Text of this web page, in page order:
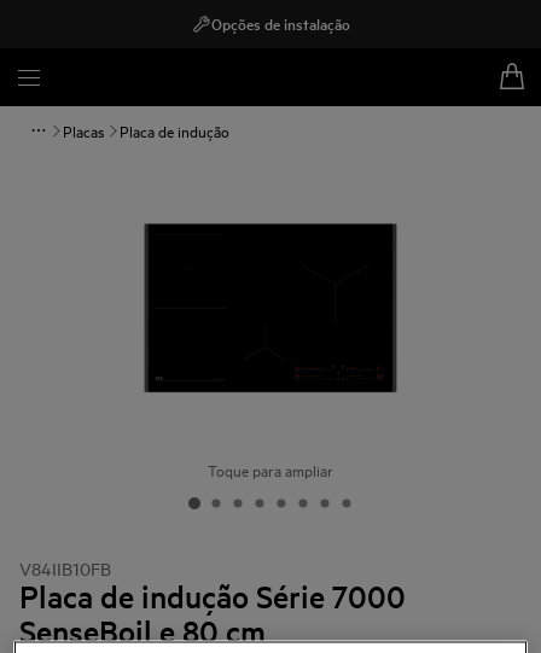
Opções de instalação
Placas Placa de indução
Toque para ampliar
V84IIB10FB
Placa de indução Série 7000
SenseBoil e 80 cm